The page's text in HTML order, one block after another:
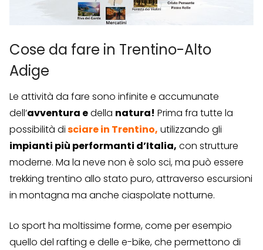
Cose da fare in Trentino-Alto
Adige
Le attività da fare sono infinite e accumunate
dell’avventura edella natura! Prima fra tutte la
possibilità disciare in Trentino, utilizzando gli
impianti più performanti d’Italia, con strutture
moderne. Ma la neve non è solo sci, ma può essere
trekking trentino allo stato puro, attraverso escursioni
in montagna ma anche ciaspolate notturne.
Lo sport ha moltissime forme, come per esempio
quello del rafting e delle e-bike, che permettono di